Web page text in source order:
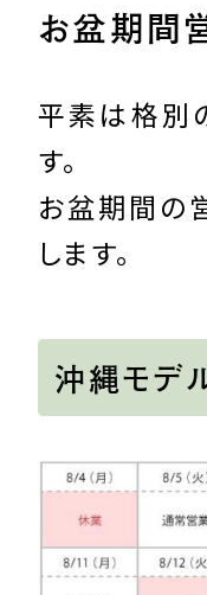
お盆期間
平素は格別
す。
お盆期間の
します。
沖縄モデ